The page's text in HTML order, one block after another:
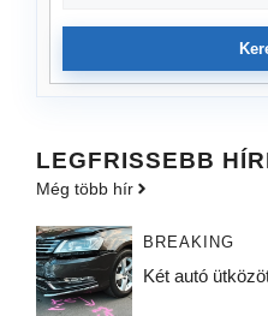
LEGFRISSEBB
Még több hír
BREAKING
Két autó